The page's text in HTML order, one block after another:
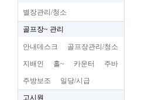
별장관리/청소
골프장~ 관리
안내데스크 골프장관리/청소
지배인 홀~ 카운터 주바
주방보조 일당/시급
고시원